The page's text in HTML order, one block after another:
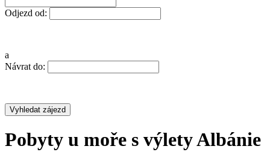
Odjezd od:
a
Návrat do:
Pobyty u moře s výlety Albánie